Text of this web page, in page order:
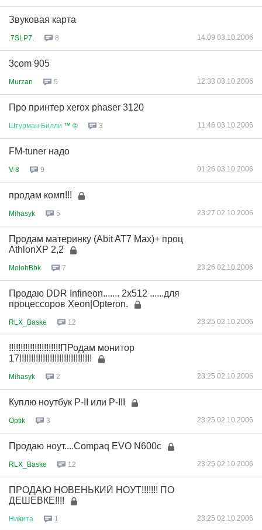
Звуковая карта
.7SLP7. 8 14:09 03.10.2006
3com 905
Murzan 5 12:33 03.10.2006
Про принтер xerox phaser 3120
Штурман Билли ™ © 3 11:46 03.10.2006
FM-tuner надо
V-8 9 01:26 03.10.2006
продам комп!!!
Mihasyk 5 23:27 02.10.2006
Продам материнку (Аbit AT7 Max)+ проц
AthlonXP 2,2
MolohBbk 7 23:26 02.10.2006
Продаю DDR Infineon....... 2x512 ......для
процессоров Xeon|Opteron.
RLX_Baske 12 23:25 02.10.2006
!!!!!!!!!!!!!!!!!!!!!!ПРодам монитор
17!!!!!!!!!!!!!!!!!!!!!!!!!!!!!!!
Mihasyk 2 23:25 02.10.2006
Куплю ноутбук P-II или P-III
Optik 3 23:25 02.10.2006
Продаю ноут....Compaq EVO N600c
RLX_Baske 12 23:25 02.10.2006
ПРОДАЮ НОВЕНЬКИЙ НОУТ!!!!!!! ПО
ДЕШЕВКЕ!!!!
Ниkита 1 23:25 02.10.2006